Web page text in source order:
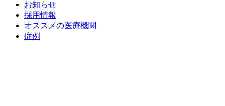
お知らせ
採用情報
オススメの医療機関
症例